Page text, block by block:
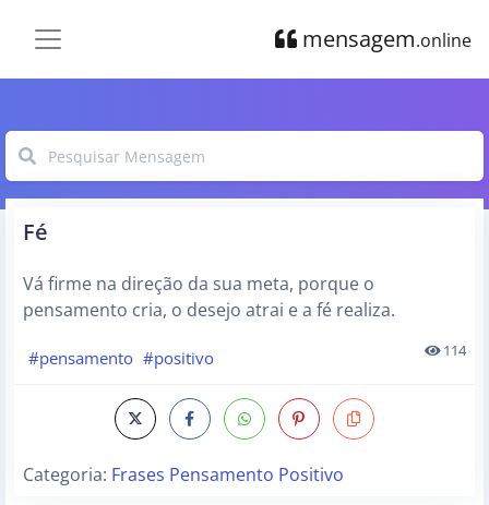
mensagem.online
Fé
Vá firme na direção da sua meta, porque o
pensamento cria, o desejo atrai e a fé realiza.
#pensamento #positivo 114
Categoria: Frases Pensamento Positivo